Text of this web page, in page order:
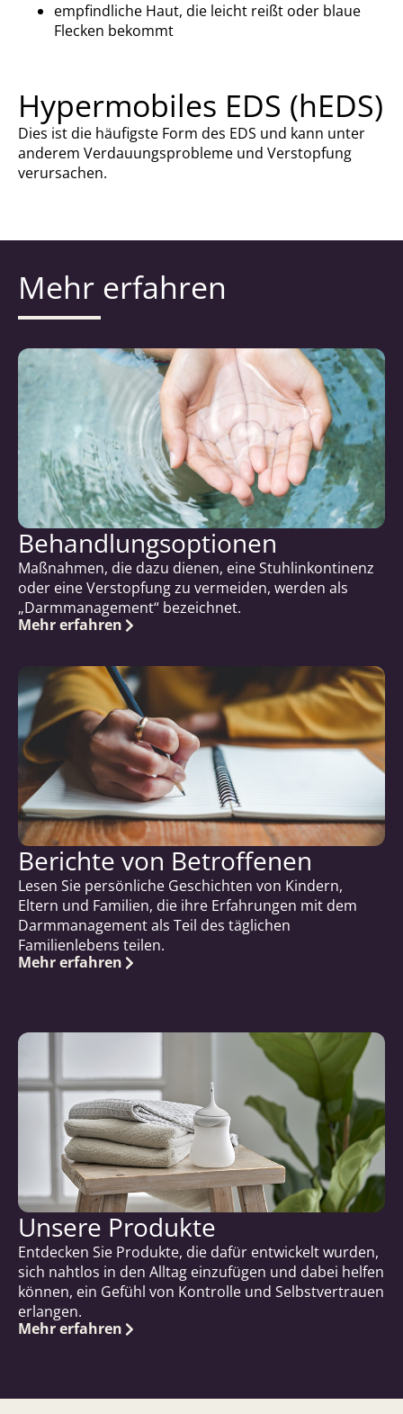
empfindliche Haut, die leicht reißt oder blaue
Flecken bekommt
Hypermobiles EDS (hEDS)
Dies ist die häufigste Form des EDS und kann unter
anderem Verdauungsprobleme und Verstopfung
verursachen.
Mehr erfahren
Behandlungsoptionen
Maßnahmen, die dazu dienen, eine Stuhlinkontinenz
oder eine Verstopfung zu vermeiden, werden als
„Darmmanagement“ bezeichnet.
Mehr erfahren
Berichte von Betroffenen
Lesen Sie persönliche Geschichten von Kindern,
Eltern und Familien, die ihre Erfahrungen mit dem
Darmmanagement als Teil des täglichen
Familienlebens teilen.
Mehr erfahren
Unsere Produkte
Entdecken Sie Produkte, die dafür entwickelt wurden,
sich nahtlos in den Alltag einzufügen und dabei helfen
können, ein Gefühl von Kontrolle und Selbstvertrauen
erlangen.
Mehr erfahren